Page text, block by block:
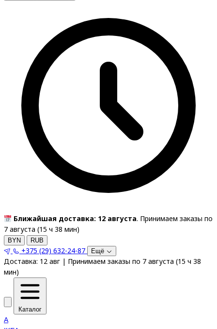
Ближайшая доставка: 12 августа. Принимаем заказы по
7 августа (15 ч 38 мин)
BYN RUB
+375 (29) 632-24-87 Ещё
Доставка: 12 авг | Принимаем заказы по 7 августа (15 ч 38
мин)
Каталог
A